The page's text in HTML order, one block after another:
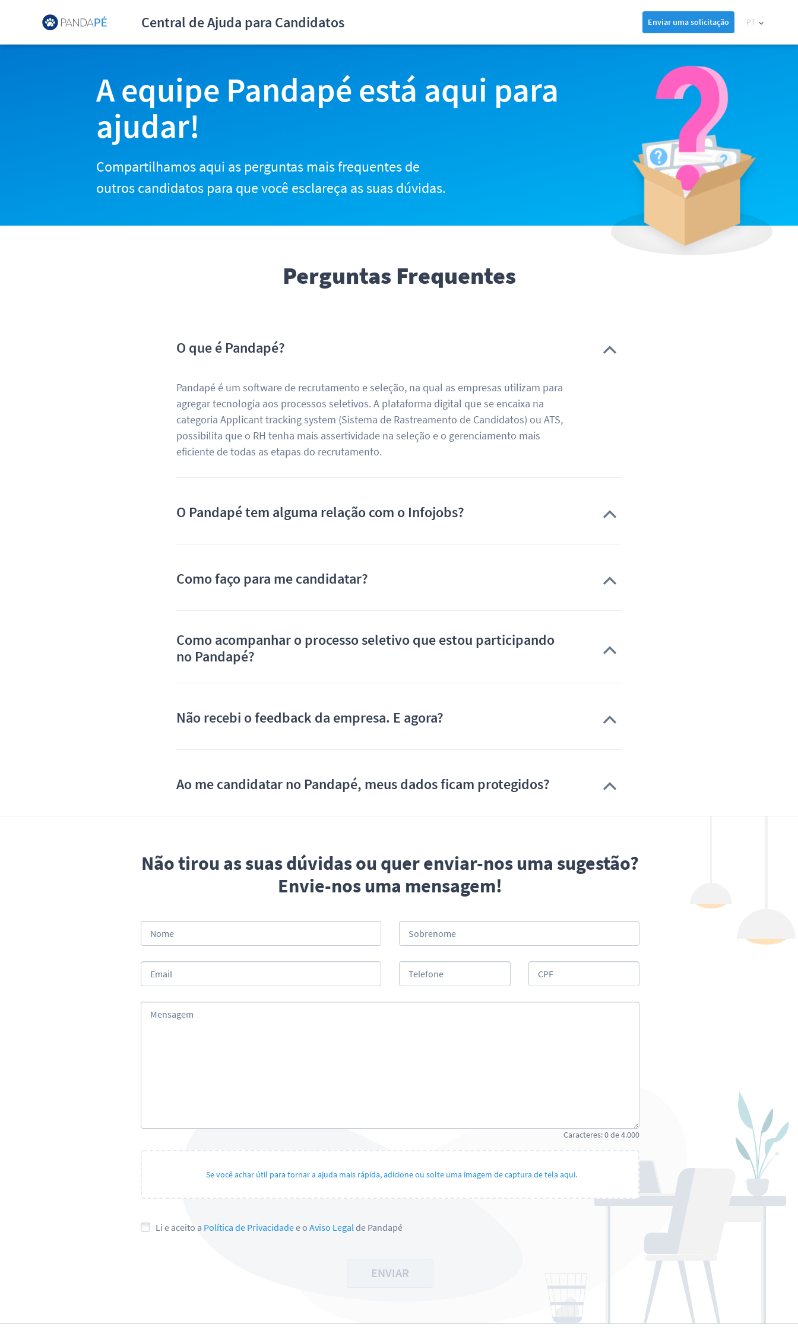
Central de Ajuda para Candidatos Enviar uma solicitação PT
Central de Ajuda para Candidatos
A equipe Pandapé está aqui para
ajudar!
Compartilhamos aqui as perguntas mais frequentes de
outros candidatos para que você esclareça as suas dúvidas.
Perguntas Frequentes
O que é Pandapé?
Pandapé é um software de recrutamento e seleção, na qual as empresas utilizam para
agregar tecnologia aos processos seletivos. A plataforma digital que se encaixa na
categoria Applicant tracking system (Sistema de Rastreamento de Candidatos) ou ATS,
possibilita que o RH tenha mais assertividade na seleção e o gerenciamento mais
eficiente de todas as etapas do recrutamento.
O Pandapé tem alguma relação com o Infojobs?
Como faço para me candidatar?
Como acompanhar o processo seletivo que estou participando
no Pandapé?
Não recebi o feedback da empresa. E agora?
Ao me candidatar no Pandapé, meus dados ficam protegidos?
Não tirou as suas dúvidas ou quer enviar-nos uma sugestão?
Envie-nos uma mensagem!
Nome Sobrenome
Email Telefone CPF
Mensagem
Caracteres:0de4.000
Se você achar útil para tornar a ajuda mais rápida, adicione ou solte uma imagem de captura de tela aqui.
Li e aceito a Política de Privacidadee o Aviso Legalde Pandapé
ENVIAR